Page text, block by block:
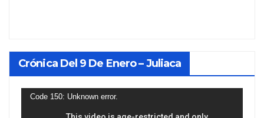
Crónica Del 9 De Enero – Juliaca
Reproductor
Code 150: Unknown error.